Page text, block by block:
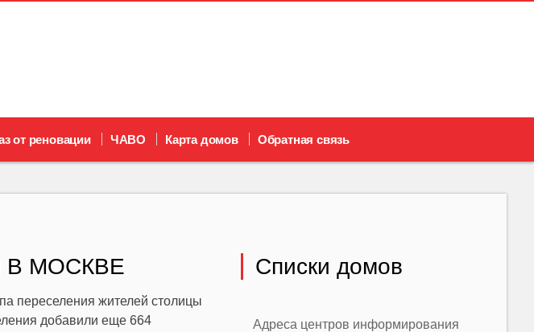
от реновации ЧАВО Карта домов Обратная связь
В МОСКВЕ
переселения жителей столицы
добавили еще 664
Списки домов
Адреса центров информирования